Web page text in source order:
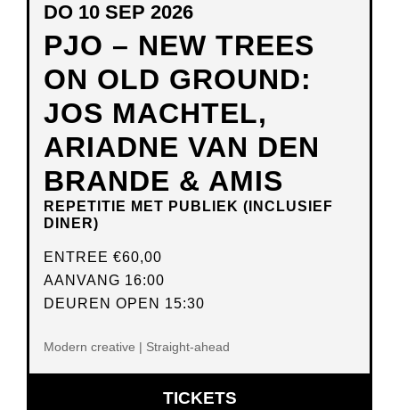
PJO – NEW TREES
ON OLD GROUND:
JOS MACHTEL,
ARIADNE VAN DEN
BRANDE & AMIS
REPETITIE MET PUBLIEK (INCLUSIEF
DINER)
DO 10 SEP 2026
ENTREE €60,00
AANVANG 16:00
DEUREN OPEN 15:30
Modern creative | Straight-ahead
TICKETSOPENT